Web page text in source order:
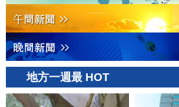
地方一週最 HOT